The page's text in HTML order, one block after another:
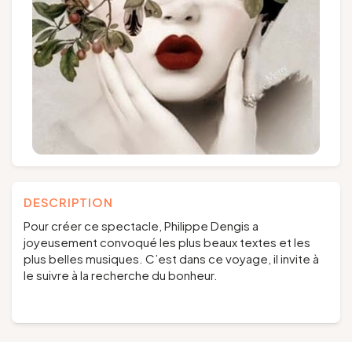
FR EN NL DE
DESCRIPTION
Pour créer ce spectacle, Philippe Dengis a
joyeusement convoqué les plus beaux textes et les
plus belles musiques. C’est dans ce voyage, il invite à
le suivre à la recherche du bonheur.